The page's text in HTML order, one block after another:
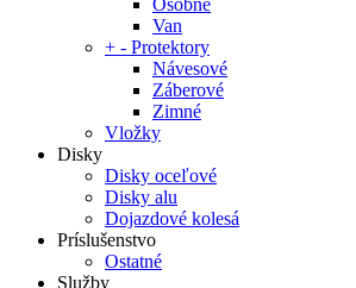
Osobné
Van
+ - Protektory
Návesové
Záberové
Zimné
Vložky
Disky
Disky oceľové
Disky alu
Dojazdové kolesá
Príslušenstvo
Ostatné
Služby